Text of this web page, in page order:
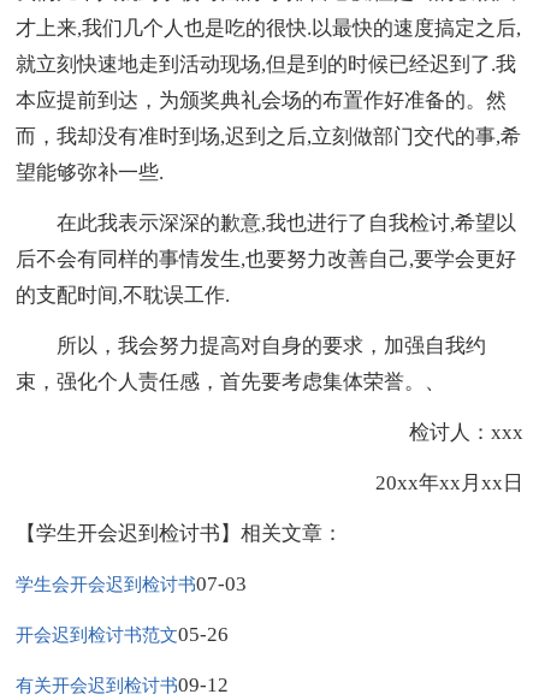
才上来,我们几个人也是吃的很快.以最快的速度搞定之后,
就立刻快速地走到活动现场,但是到的时候已经迟到了.我
本应提前到达，为颁奖典礼会场的布置作好准备的。然
而，我却没有准时到场,迟到之后,立刻做部门交代的事,希
望能够弥补一些.
在此我表示深深的歉意,我也进行了自我检讨,希望以
后不会有同样的事情发生,也要努力改善自己,要学会更好
的支配时间,不耽误工作.
所以，我会努力提高对自身的要求，加强自我约
束，强化个人责任感，首先要考虑集体荣誉。、
检讨人：xxx
20xx年xx月xx日
【学生开会迟到检讨书】相关文章：
学生会开会迟到检讨书07-03
开会迟到检讨书范文05-26
有关开会迟到检讨书09-12